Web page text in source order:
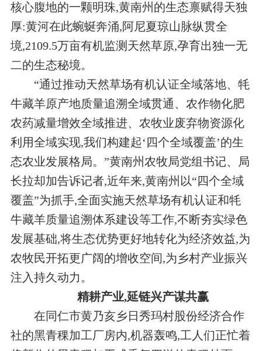
核心腹地的一颗明珠,黄南州的生态禀赋得天独
厚:黄河在此蜿蜒奔涌,阿尼夏琼山脉纵贯全
境,2109.5万亩有机监测天然草原,孕育出独一无
二的生态秘境。
“通过推动天然草场有机认证全域落地、牦
牛藏羊原产地质量追溯全域贯通、农作物化肥
农药减量增效全域推进、农牧业废弃物资源化
利用全域实现,我们构建起‘四个全域覆盖’的生
态农业发展格局。”黄南州农牧局党组书记、局
长拉却加告诉记者,近年来,黄南州以“四个全域
覆盖”为抓手,全面实施天然草场有机认证和牦
牛藏羊质量追溯体系建设等工作,不断夯实绿色
发展基础,将生态优势更好地转化为经济效益,为
农牧民开拓更广阔的增收空间,为乡村产业振兴
注入持久动力。
精耕产业,延链兴产谋共赢
在同仁市黄乃亥乡日秀玛村股份经济合作
社的黑青稞加工厂房内,机器轰鸣,工人们正忙着